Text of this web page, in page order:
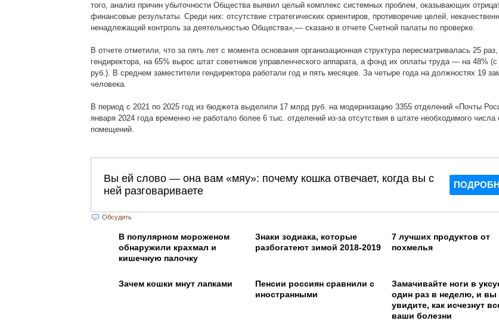
того, анализ причин убыточности Общества выявил целый комплекс системных проблем, оказывающих
финансовые результаты. Среди них: отсутствие стратегических ориентиров, противоречие целей,
ненадлежащий контроль за деятельностью Общества»,— сказано в отчете Счетной палаты по проверке.
В отчете отметили, что за пять лет с момента основания организационная структура пересматривалась 25
гендиректора, на 65% вырос штат советников управленческого аппарата, а фонд их оплаты труда — на 48%
руб.). В среднем заместители гендиректора работали год и пять месяцев. За четыре года на должностях 19
человека.
В период с 2021 по 2025 год из бюджета выделили 17 млрд руб. на модернизацию 3355 отделений «Почты
января 2024 года временно не работало более 6 тыс. отделений из-за отсутствия в штате необходимого числа
помещений.
Обсудить
В популярном мороженом
обнаружили крахмал и
кишечную палочку
Знаки зодиака, которые
разбогатеют зимой 2018-2019
7 лучших продуктов от
похмелья
Зачем кошки мнут лапками
Пенсии россиян сравнили с
иностранными
Замачивайте ноги в
один раз в неделю, и вы
увидите, как исчезнут
ваши болезни